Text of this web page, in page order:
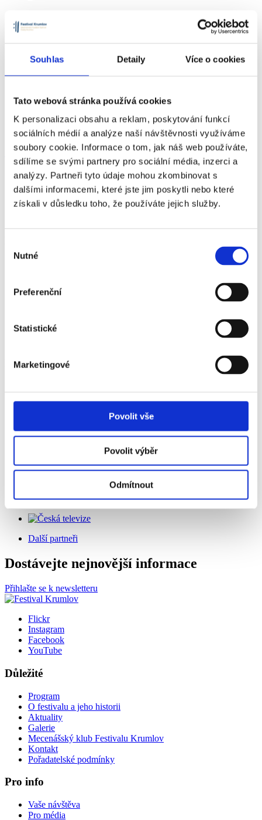
Souhlas Detaily Více o cookies
Tato webová stránka používá cookies
K personalizaci obsahu a reklam, poskytování funkcí
sociálních médií a analýze naší návštěvnosti využíváme
soubory cookie. Informace o tom, jak náš web používáte,
sdílíme se svými partnery pro sociální média, inzerci a
analýzy. Partneři tyto údaje mohou zkombinovat s
dalšími informacemi, které jste jim poskytli nebo které
získali v důsledku toho, že používáte jejich služby.
souhlasu
Nutné
Preferenční
Statistické
Marketingové
Povolit vše
Povolit výběr
Odmítnout
04 / 09 / 2021
Varhanní matiné s Pavlem Kohoutem
09 / 09 / 2021
Finalisté soutěže Virtuosos V4+
15 / 09 / 2021 Večer s Antoniem Vivaldim
17 / 09 / 2021Adam Plachetka a jeho hosté
18 / 09 / 2021 Závěrečný koncert – Leticia Moreno
Zpět na historii festivalu
Generální partner
Festival se koná za laskavé podpory
Generální mediální partner
Další partneři
Dostávejte nejnovější informace
Přihlašte se k newsletteru
Flickr
Instagram
Facebook
YouTube
Důležité
Program
O festivalu a jeho historii
Aktuality
Galerie
Mecenášský klub Festivalu Krumlov
Kontakt
Pořadatelské podmínky
Pro info
Vaše návštěva
Pro média